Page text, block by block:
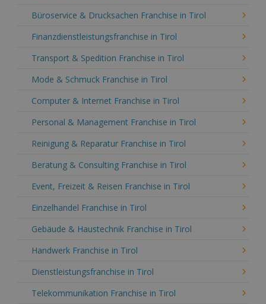
Büroservice & Drucksachen Franchise in Tirol
Finanzdienstleistungsfranchise in Tirol
Transport & Spedition Franchise in Tirol
Mode & Schmuck Franchise in Tirol
Computer & Internet Franchise in Tirol
Personal & Management Franchise in Tirol
Reinigung & Reparatur Franchise in Tirol
Beratung & Consulting Franchise in Tirol
Event, Freizeit & Reisen Franchise in Tirol
Einzelhandel Franchise in Tirol
Gebäude & Haustechnik Franchise in Tirol
Handwerk Franchise in Tirol
Dienstleistungsfranchise in Tirol
Telekommunikation Franchise in Tirol